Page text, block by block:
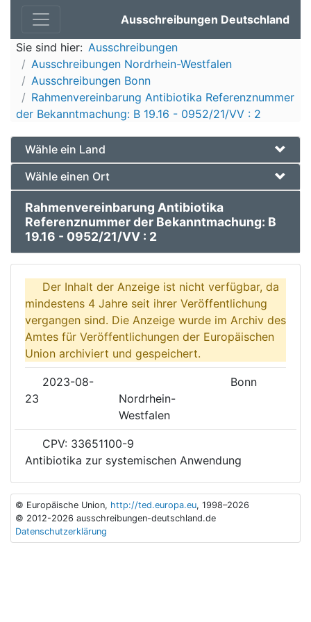
Ausschreibungen Deutschland
Sie sind hier: Ausschreibungen
Ausschreibungen Nordrhein-Westfalen
Ausschreibungen Bonn
Rahmenvereinbarung Antibiotika Referenznummer
der Bekanntmachung: B 19.16 - 0952/21/VV : 2
Wähle ein Land
Wähle einen Ort
Rahmenvereinbarung Antibiotika
Referenznummer der Bekanntmachung: B
19.16 - 0952/21/VV : 2
Der Inhalt der Anzeige ist nicht verfügbar, da
mindestens 4 Jahre seit ihrer Veröffentlichung
vergangen sind. Die Anzeige wurde im Archiv des
Amtes für Veröffentlichungen der Europäischen
Union archiviert und gespeichert.
2023-08-
23
Nordrhein-
Westfalen
Bonn
CPV: 33651100-9
Antibiotika zur systemischen Anwendung
© Europäische Union, http://ted.europa.eu, 1998–2026
© 2012-2026 ausschreibungen-deutschland.de
Datenschutzerklärung